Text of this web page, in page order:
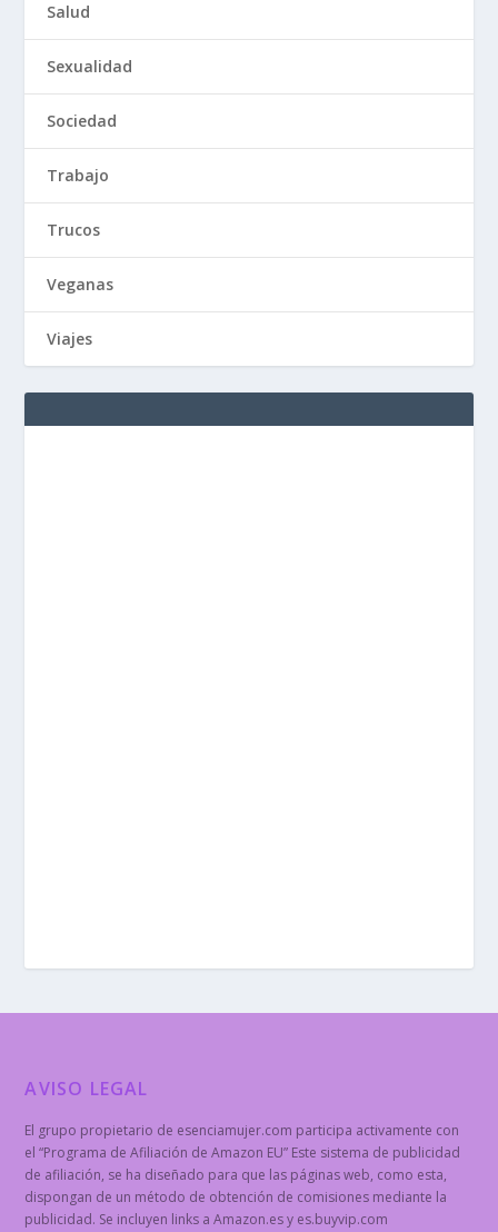
Salud
Sexualidad
Sociedad
Trabajo
Trucos
Veganas
Viajes
AVISO LEGAL
El grupo propietario de esenciamujer.com participa activamente con
el “Programa de Afiliación de Amazon EU” Este sistema de publicidad
de afiliación, se ha diseñado para que las páginas web, como esta,
dispongan de un método de obtención de comisiones mediante la
publicidad. Se incluyen links a Amazon.es y es.buyvip.com